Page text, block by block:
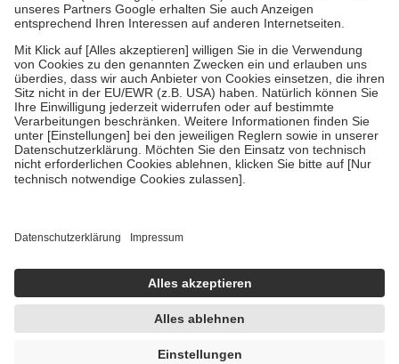
Bei Heilmitteln und häuslicher Krankenpflege beträgt die
Zuzahlung zehn Prozent der Kosten sowie zehn Euro je
Verordnung.
Um das Engagement der Versicherten für ihre eigene Gesundheit zu
stärken und die besondere Stellung der Familie zu unterstützen,
fallenkeine Zuzahlungenan bei:
• Kindern und Jugendlichen bis zum vollendeten 18. Lebensjahr
mit Ausnahme der Fahrkosten
• Untersuchungen zur Vorsorge und Früherkennung, die von der
GKV getragen werden
Einholung von Bewertungen. Trusted Shops hat Maßnahmen
getroffen, um sicherzustellen, dass es sich um echte Bewertungen
handelt. Mehr Informationen findest du hier:
https://help.etrusted.com/hc/de/articles/4419944605341